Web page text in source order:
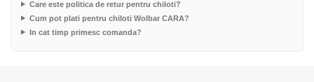
Care este politica de retur pentru chiloti?
Cum pot plati pentru chiloti Wolbar CARA?
In cat timp primesc comanda?